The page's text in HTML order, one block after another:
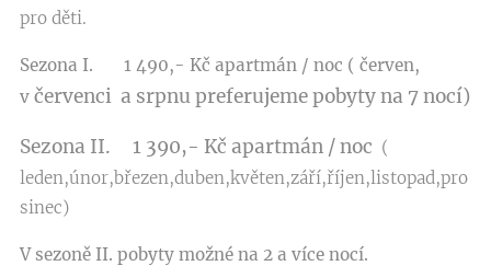
pro děti.
Sezona I. 1 490,- Kč apartmán / noc ( červen,
v červenci a srpnu preferujeme pobyty na 7 nocí)
Sezona II. 1 390,- Kč apartmán / noc (
leden,únor,březen,duben,květen,září,říjen,listopad,pro
sinec)
V sezoně II. pobyty možné na 2 a více nocí.